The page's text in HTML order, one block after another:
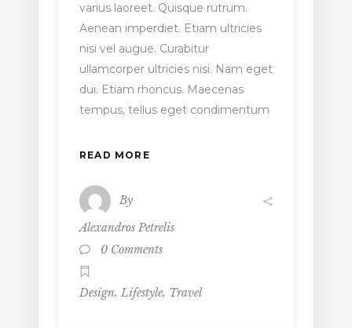
varius laoreet. Quisque rutrum.
Aenean imperdiet. Etiam ultricies
nisi vel augue. Curabitur
ullamcorper ultricies nisi. Nam eget
dui. Etiam rhoncus. Maecenas
tempus, tellus eget condimentum
READ MORE
By
Alexandros Petrelis
0 Comments
Design, Lifestyle, Travel